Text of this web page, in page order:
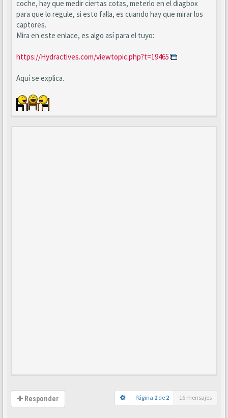
coche, hay que medir ciertas cotas, meterlo en el diagbox
para que lo regule, si esto falla, es cuando hay que mirar los
captores.
Mira en este enlace, es algo así para el tuyo:
https://Hydractives.com/viewtopic.php?t=19465
Aquí se explica.
Responder Página 2 de 2 16 mensajes